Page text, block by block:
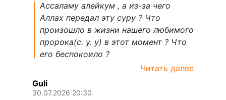
Ассаламу алейкум , а из-за чего
Аллах передал эту суру ? Что
произошло в жизни нашего любимого
пророка(с. у. у) в этот момент ? Что
его беспокоило ?
Читать далее
Guli
30.07.2026 20:30